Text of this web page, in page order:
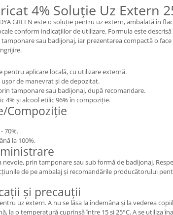
4% Soluție Uz Extern
GREEN este o soluție pentru uz extern, ambalată în
conform indicațiilor de utilizare. Formula este
sau badijonaj, iar prezentarea compactă o
pentru aplicare locală, cu utilizare externă.
ușor de manevrat și de depozitat.
tamponare sau badijonaj, după recomandare.
4% și alcool etilic 96% în compoziție.
Compoziție
70%.
la 100%.
nevoie, prin tamponare sau sub formă de badijonaj.
de pe ambalaj și recomandările producătorului
și precauții
uz extern. A nu se lăsa la îndemâna și la vederea
la o temperatură cuprinsă între 15 și 25°C. A se utiliza